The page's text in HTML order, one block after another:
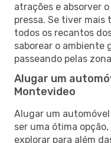
atrações e absorver
pressa. Se tiver mais
todos os recantos
saborear o ambiente
passeando pelas
Alugar um
Montevideo
Alugar um
ser uma ótima
explorar para além